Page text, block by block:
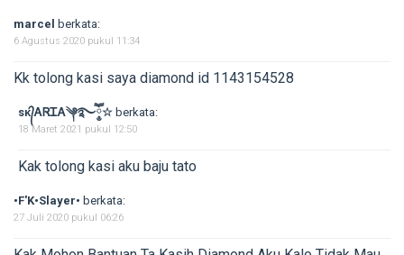
marcel berkata:
6 Agustus 2020 pukul 11:34
Kk tolong kasi saya diamond id 1143154528
sᴋ᭄ᎪᏒᏆᎪ༆࿐ཽ༵☆ berkata:
18 Maret 2021 pukul 12:50
Kak tolong kasi aku baju tato
•F'K•Slayer• berkata:
27 Juli 2020 pukul 06:26